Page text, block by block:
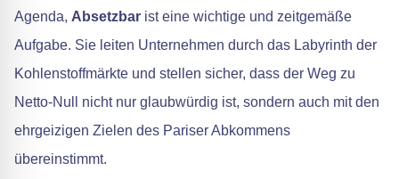
Agenda, Absetzbar ist eine wichtige und zeitgemäße
Aufgabe. Sie leiten Unternehmen durch das Labyrinth der
Kohlenstoffmärkte und stellen sicher, dass der Weg zu
Netto-Null nicht nur glaubwürdig ist, sondern auch mit den
ehrgeizigen Zielen des Pariser Abkommens
übereinstimmt.